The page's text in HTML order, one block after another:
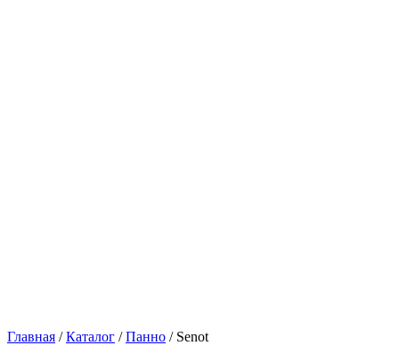
Главная /Каталог /Панно / Senot